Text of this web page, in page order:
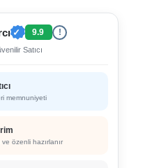
✓ 9.9 !
Satıcı
memnuniyeti
ve özenli hazırlanır